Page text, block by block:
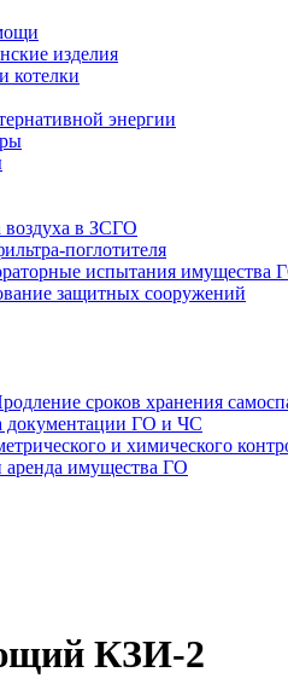
изделия
котелки
энергии
воздуха в ЗСГО
поглотителя
испытания имущества
защитных сооружений
сроков хранения
документации ГО и ЧС
аренда имущества ГО
КЗИ-2